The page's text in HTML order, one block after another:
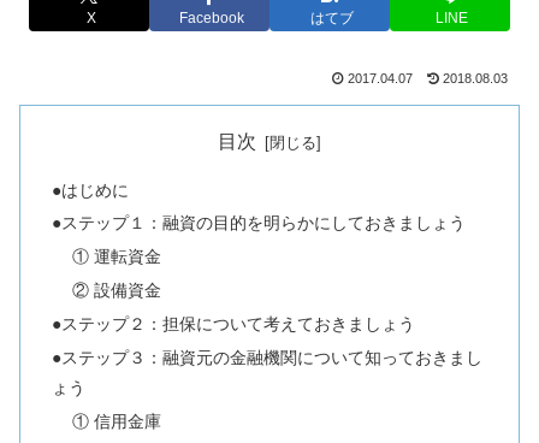
X Facebook はてブ LINE
2017.04.07 2018.08.03
目次
●はじめに
●ステップ１：融資の目的を明らかにしておきましょう
① 運転資金
② 設備資金
●ステップ２：担保について考えておきましょう
●ステップ３：融資元の金融機関について知っておきまし
ょう
① 信用金庫